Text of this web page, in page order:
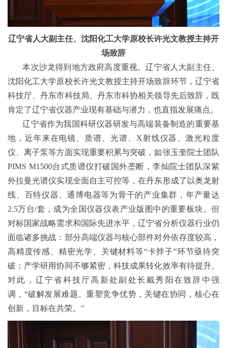
辽宁省人大副主任、沈阳化工大学原校长许光文教授主持开
场致辞
本次沙龙得到地方政府高度重视。辽宁省人大副主任、
沈阳化工大学原校长许光文教授主持开场致辞环节，辽宁省
科技厅、丹东市科技局、丹东市科协相关领导先后致辞，既
肯定了辽宁省仪器产业现有基础与潜力，也直指发展痛点。
辽宁省作为我国科研仪器研发与高端装备制造的重要基
地，近年来在电镜、质谱、光谱、X射线仪器、激光粒度
仪、离子泵等方面实现重要积累与突破，如张玉奎院士团队
PIMS M1500台式质谱仪打破国外垄断，李灿院士团队深紫
外拉曼光谱仪实现全面自主可控等，在丹东形成了以奥龙射
线、百特仪器、通博电器等为骨干的产业集群，年产量达
2.5万台/套，成为全国仪器仪表产业版图中的重要板块。但
对标国家战略需求和国际先进水平，辽宁省分析仪器行业仍
面临诸多挑战：部分高端仪器与核心部件对外依存度较高，
高精度传感、精密光学、关键材料等“卡脖子”环节亟待突
破；产学研用协同不够紧密，科技成果转化效率有待提升。
对此，辽宁省科技厅高新处副处长戴秀阳在致辞中强
调，“破解发展难题、重塑竞争优势，关键在协同，核心在
创新，目标在共荣。”